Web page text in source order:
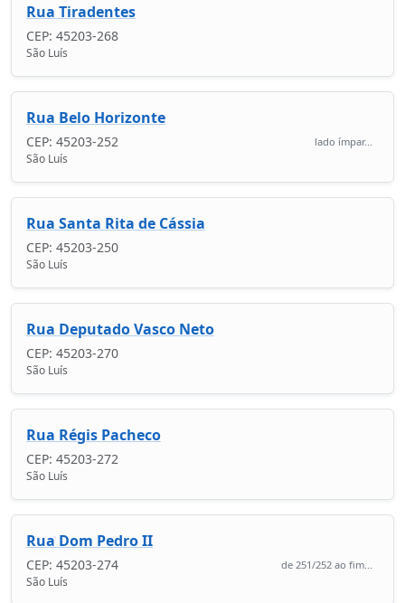
Rua Tiradentes
CEP: 45203-268
São Luís
Rua Belo Horizonte
CEP: 45203-252 lado ímpar...
São Luís
Rua Santa Rita de Cássia
CEP: 45203-250
São Luís
Rua Deputado Vasco Neto
CEP: 45203-270
São Luís
Rua Régis Pacheco
CEP: 45203-272
São Luís
Rua Dom Pedro II
CEP: 45203-274 de 251/252 ao fim...
São Luís